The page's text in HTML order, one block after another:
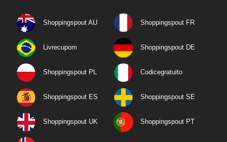
Shoppingspout AU Shoppingspout FR
Livrecupom Shoppingspout DE
Shoppingspout PL Codicegratuito
Shoppingspout ES Shoppingspout SE
Shoppingspout UK Shoppingspout PT